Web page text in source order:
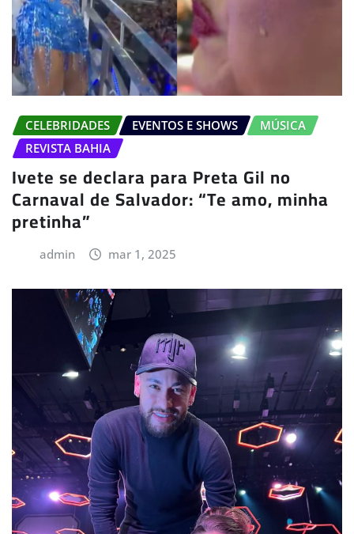
CELEBRIDADES EVENTOS E SHOWS
MÚSICA
REVISTA BAHIA
Ivete se declara para Preta Gil no
Carnaval de Salvador: “Te amo, minha
pretinha”
admin mar 1, 2025